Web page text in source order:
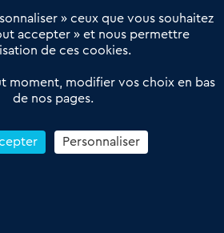
national dédié aux transactions
au service du commerce de
Rapide
» ceux que vous souhaitez
accepter » et nous permettre
de ces cookies.
moment, modifier vos choix en bas
de nos pages.
Personnaliser